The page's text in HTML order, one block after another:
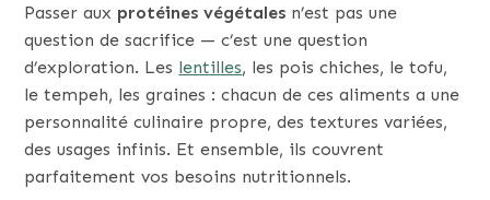
Passer aux protéines végétales n’est pas une
question de sacrifice — c’est une question
d’exploration. Les lentilles, les pois chiches, le tofu,
le tempeh, les graines : chacun de ces aliments a une
personnalité culinaire propre, des textures variées,
des usages infinis. Et ensemble, ils couvrent
parfaitement vos besoins nutritionnels.